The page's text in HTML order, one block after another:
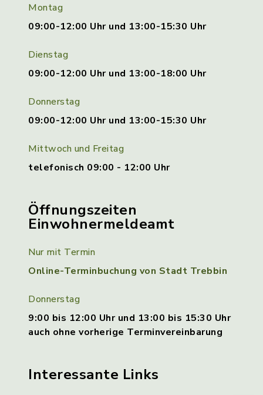
Montag
09:00-12:00 Uhr und 13:00-15:30 Uhr
Dienstag
09:00-12:00 Uhr und 13:00-18:00 Uhr
Donnerstag
09:00-12:00 Uhr und 13:00-15:30 Uhr
Mittwoch und Freitag
telefonisch 09:00 - 12:00 Uhr
Öffnungszeiten
Einwohnermeldeamt
Nur mit Termin
Online-Terminbuchung von Stadt Trebbin
Donnerstag
9:00 bis 12:00 Uhr und 13:00 bis 15:30 Uhr
auch ohne vorherige Terminvereinbarung
Interessante Links